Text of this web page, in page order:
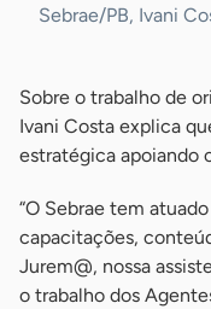
Sebrae/PB, Ivani
Sobre o trabalho de
Ivani Costa explica
estratégica apoiando
“O Sebrae tem
capacitações,
Jurem@, nossa
o trabalho dos